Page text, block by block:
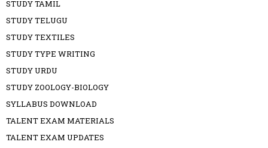
STUDY TAMIL
STUDY TELUGU
STUDY TEXTILES
STUDY TYPE WRITING
STUDY URDU
STUDY ZOOLOGY-BIOLOGY
SYLLABUS DOWNLOAD
TALENT EXAM MATERIALS
TALENT EXAM UPDATES